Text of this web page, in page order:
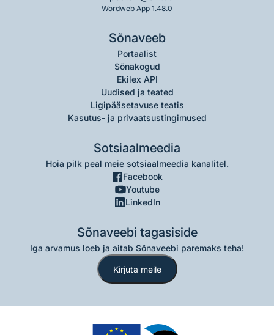
Wordweb App 1.48.0
Sõnaveeb
Portaalist
Sõnakogud
Ekilex API
Uudised ja teated
Ligipääsetavuse teatis
Kasutus- ja privaatsustingimused
Sotsiaalmeedia
Hoia pilk peal meie sotsiaalmeedia kanalitel.
Facebook
Youtube
LinkedIn
Sõnaveebi tagasiside
Iga arvamus loeb ja aitab Sõnaveebi paremaks teha!
Kirjuta meile